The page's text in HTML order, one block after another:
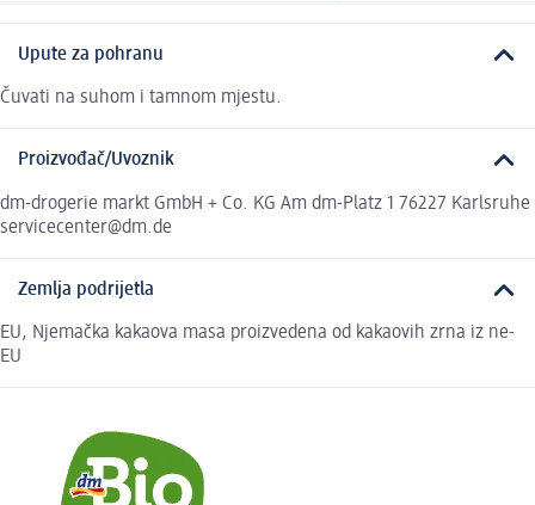
Upute za pohranu
Čuvati na suhom i tamnom mjestu.
Proizvođač/Uvoznik
dm-drogerie markt GmbH + Co. KG Am dm-Platz 1 76227 Karlsruhe
servicecenter@dm.de
Zemlja podrijetla
EU, Njemačka kakaova masa proizvedena od kakaovih zrna iz ne-
EU